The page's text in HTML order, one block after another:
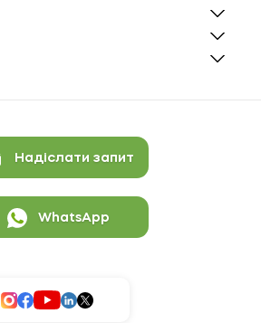
Надіслати запит
WhatsApp